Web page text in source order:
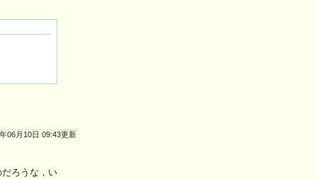
06月10日 09:43更新
ろうな，い